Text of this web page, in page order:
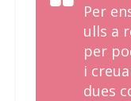
Per
ulls a
per
i
dues